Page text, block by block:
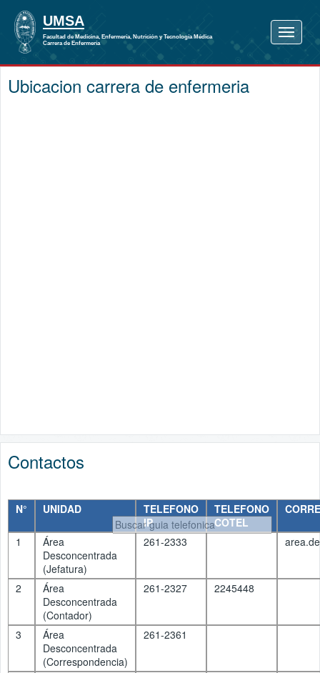
Ubicacion carrera de enfermeria
Contactos
N° UNIDAD
TELEFONO
IP
TELEFONO
COTEL
1
Área
Desconcentrada
(Jefatura)
261-2333
2
Área
Desconcentrada
(Contador)
261-2327 2245448
3
Área
Desconcentrada
(Correspondencia)
261-2361